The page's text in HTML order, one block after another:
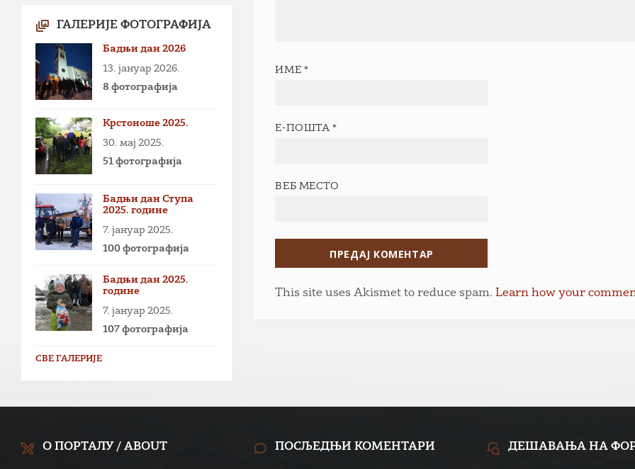
ИМЕ *
Е-ПОШТА *
ВЕБ МЕСТО
This site uses Akismet to reduce spam.Learn how your
ГАЛЕРИЈЕ ФОТОГРАФИЈА
Бадњи дан 2026
13. јануар 2026.
8 фотографија
Крстоноше 2025.
30. мај 2025.
51 фотографија
Бадњи дан Ступа
2025. године
7. јануар 2025.
100 фотографија
Бадњи дан 2025.
године
7. јануар 2025.
107 фотографија
СВЕ ГАЛЕРИЈЕ
О ПОРТАЛУ / ABOUT ПОСЉЕДЊИ КОМЕНТАРИ ДЕШАВАЊА НА